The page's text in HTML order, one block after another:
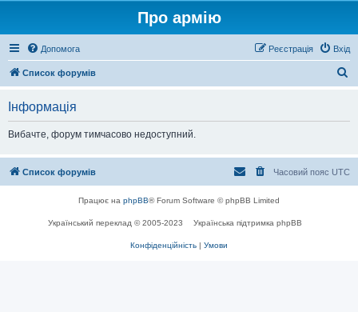
Про армію
Допомога Вхід
Реєстрація
Список форумів
Інформація
Вибачте, форум тимчасово недоступний.
Список форумів Часовий пояс UTC
Працює на phpBB® Forum Software © phpBB Limited
Український переклад © 2005-2023 Українська підтримка phpBB
Конфіденційність | Умови